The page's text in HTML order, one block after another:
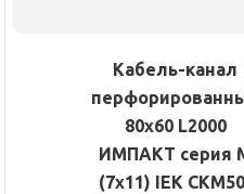
Кабель-канал
80х60 L2000
ИМПАКТ серия
(7х11) IEK